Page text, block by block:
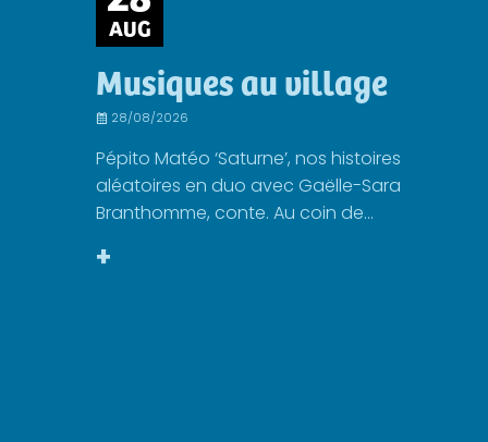
AUG
Musiques au village
28/08/2026
Pépito Matéo ‘Saturne’, nos histoires
aléatoires en duo avec Gaëlle-Sara
Branthomme, conte. Au coin de...
+